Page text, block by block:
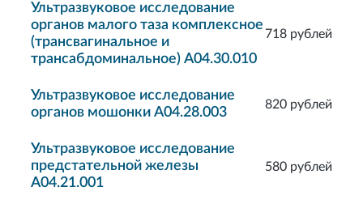
Ультразвуковое исследование
органов малого таза комплексное
(трансвагинальное и
трансабдоминальное) A04.30.010
718 рублей
Ультразвуковое исследование
органов мошонки A04.28.003
820 рублей
Ультразвуковое исследование
предстательной железы
A04.21.001
580 рублей